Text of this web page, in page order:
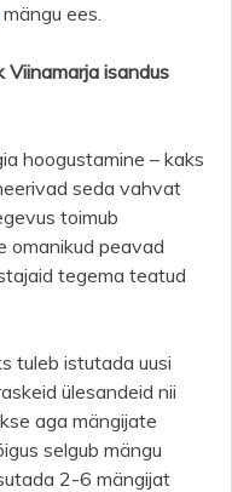
mängu ees.
Viinamarja isandus
hoogustamine – kaks
seda vahvat
toimub
omanikud peavad
tegema teatud
tuleb istutada uusi
ülesandeid nii
aga mängijate
selgub mängu
2-6 mängijat